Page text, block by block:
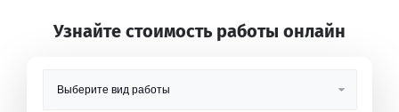
Узнайте стоимость работы онлайн